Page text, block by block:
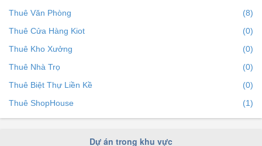
Thuê Văn Phòng
(8)
Thuê Cửa Hàng Kiot
(0)
Thuê Kho Xưởng
(0)
Thuê Nhà Trọ
(0)
Thuê Biệt Thự Liền Kề
(0)
Thuê ShopHouse
(1)
Dự án trong khu vực